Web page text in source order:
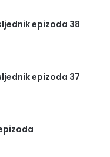
epizoda 38
epizoda 37